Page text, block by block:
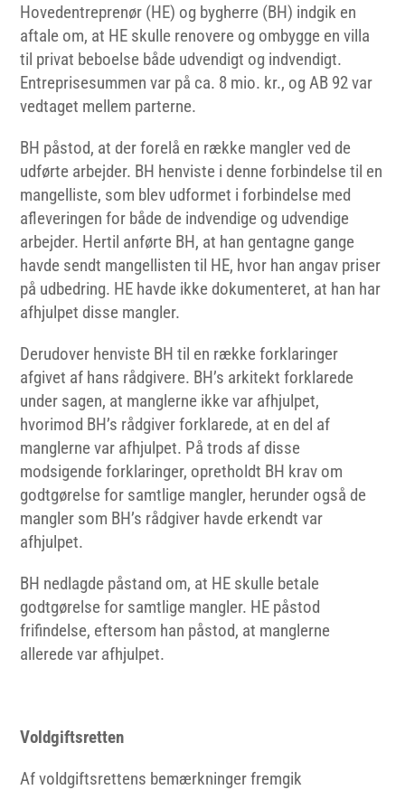
Hovedentreprenør (HE) og bygherre (BH) indgik en
aftale om, at HE skulle renovere og ombygge en villa
til privat beboelse både udvendigt og indvendigt.
Entreprisesummen var på ca. 8 mio. kr., og AB 92 var
vedtaget mellem parterne.
BH påstod, at der forelå en række mangler ved de
udførte arbejder. BH henviste i denne forbindelse til en
mangelliste, som blev udformet i forbindelse med
afleveringen for både de indvendige og udvendige
arbejder. Hertil anførte BH, at han gentagne gange
havde sendt mangellisten til HE, hvor han angav priser
på udbedring. HE havde ikke dokumenteret, at han har
afhjulpet disse mangler.
Derudover henviste BH til en række forklaringer
afgivet af hans rådgivere. BH’s arkitekt forklarede
under sagen, at manglerne ikke var afhjulpet,
hvorimod BH’s rådgiver forklarede, at en del af
manglerne var afhjulpet. På trods af disse
modsigende forklaringer, opretholdt BH krav om
godtgørelse for samtlige mangler, herunder også de
mangler som BH’s rådgiver havde erkendt var
afhjulpet.
BH nedlagde påstand om, at HE skulle betale
godtgørelse for samtlige mangler. HE påstod
frifindelse, eftersom han påstod, at manglerne
allerede var afhjulpet.
Voldgiftsretten
Af voldgiftsrettens bemærkninger fremgik